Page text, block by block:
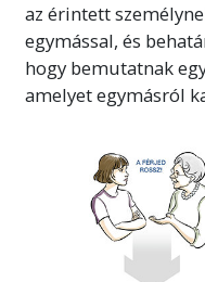
az érintett
egymással, és
hogy bemutatnak
amelyet egymásról